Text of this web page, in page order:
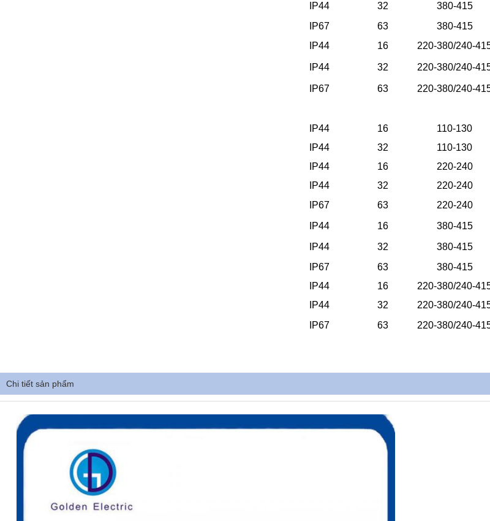
IP44
32 380-415
IP67
63 380-415
IP44
16 220-380/240-
IP44 32 220-380/240-
IP67 63 220-380/240-
IP44 16 110-130
IP44
32 110-130
IP44
16 220-240
IP44
32 220-240
IP67
63 220-240
IP44
16 380-415
IP44
32 380-415
IP67
63 380-415
IP44
16 220-380/240-
IP44
32 220-380/240-
IP67
63 220-380/240-
Chi tiết sản phẩm